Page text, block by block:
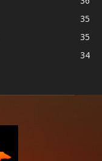
35
35
34